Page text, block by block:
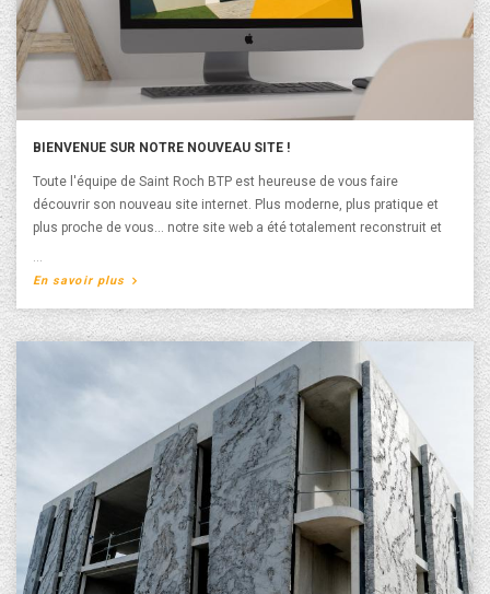
BIENVENUE SUR NOTRE NOUVEAU SITE !
Toute l'équipe de Saint Roch BTP est heureuse de vous faire
découvrir son nouveau site internet. Plus moderne, plus pratique et
plus proche de vous… notre site web a été totalement reconstruit et
l'ergonomie s'adapte parfaitement à votre smartphone ou tablette.
rapides clairement identifiables vers nos différentes rubriques. Les
réalisations de logements collectifs ou individuels sont détaillées et
dotées d'informations pratiques. N'hésitez pas à partager notre
nouveau site, bonne visite !
En savoir plus A propos de Bienvenue sur notre nouveau site !